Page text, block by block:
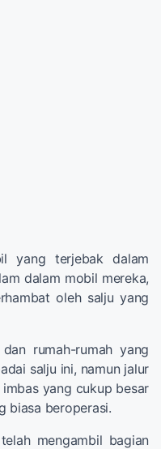
yang terjebak dalam
dalam mobil mereka,
oleh salju yang
rumah-rumah yang
salju ini, namun jalur
yang cukup besar
biasa beroperasi.
mengambil bagian